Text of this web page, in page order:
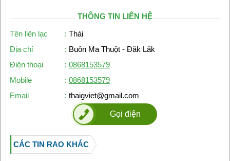
THÔNG TIN LIÊN HỆ
Tên liên lạc
: Thái
Địa chỉ
: Buôn Ma Thuột - Đăk Lăk
Điện thoại
: 0868153579
Mobile
: 0868153579
Email
: thaigviet@gmail.com
Gọi điện
CÁC TIN RAO KHÁC